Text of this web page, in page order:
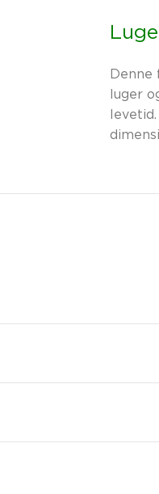
Denne
luger